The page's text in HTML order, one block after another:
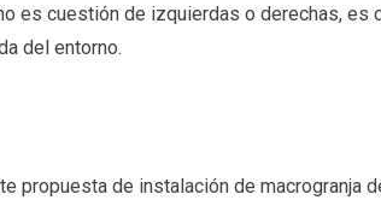
es cuestión de izquierdas o derechas, es
del entorno.
propuesta de instalación de macrogranja